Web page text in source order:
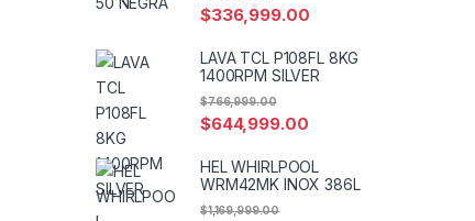
$336,999.00
LAVA TCL P108FL 8KG
1400RPM SILVER
$644,999.00
$766,999.00
HEL WHIRLPOOL
WRM42MK INOX 386L
$1,169,999.00